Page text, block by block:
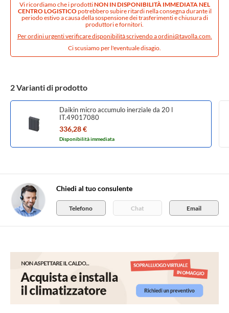
Vi ricordiamo che i prodottiNON IN DISPONIBILITÀ IMMEDIATA NEL
CENTRO LOGISTICOpotrebbero subire ritardi nella consegna durante il
periodo estivo a causa della sospensione dei trasferimenti e chiusura di
produttori e fornitori.
Per ordini urgenti verificare disponibilità scrivendo aordini@tavolla.com.
Ci scusiamo per l'eventuale disagio.
2 Varianti di prodotto
Daikin micro accumulo inerziale da 20 l
IT.49017080
336,28 €
Disponibilità immediata
Chiedi al tuo consulente
Telefono Chat Email